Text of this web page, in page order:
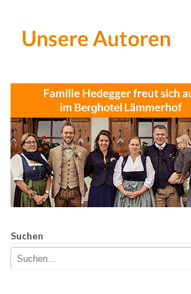
Suchen